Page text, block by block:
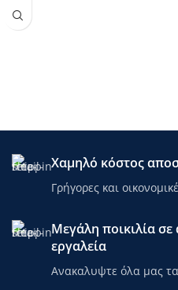
Πλαίσιο : Hi-Ten
Βοηθητικές : ΝαιΧαμηλό κόστος
Γρήγορες και
Μεγάλη ποικιλία σε
εργαλεία
Ανακαλυψτε όλα μας